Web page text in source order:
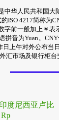
中华人民共和国大
ISO 4217简称为
字前一般加上￥表
拼音为Yuan。
日上午对外公布当
汇市场及银行柜台
度尼西亚卢比